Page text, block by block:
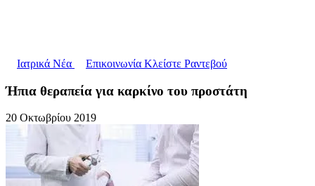
Ιατρικά Νέα Επικοινωνία Κλείστε Ραντεβού
Ήπια θεραπεία για καρκίνο του προστάτη
20 Οκτωβρίου 2019